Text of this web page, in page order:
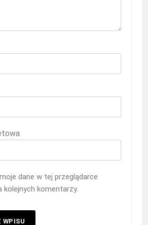
dane w tej przeglądarce
kolejnych komentarzy.